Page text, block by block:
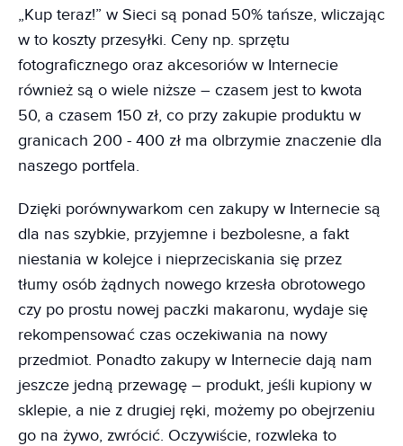
„Kup teraz!” w Sieci są ponad 50% tańsze, wliczając
w to koszty przesyłki. Ceny np. sprzętu
fotograficznego oraz akcesoriów w Internecie
również są o wiele niższe – czasem jest to kwota
50, a czasem 150 zł, co przy zakupie produktu w
granicach 200 - 400 zł ma olbrzymie znaczenie dla
naszego portfela.
Dzięki porównywarkom cen zakupy w Internecie są
dla nas szybkie, przyjemne i bezbolesne, a fakt
niestania w kolejce i nieprzeciskania się przez
tłumy osób żądnych nowego krzesła obrotowego
czy po prostu nowej paczki makaronu, wydaje się
rekompensować czas oczekiwania na nowy
przedmiot. Ponadto zakupy w Internecie dają nam
jeszcze jedną przewagę – produkt, jeśli kupiony w
sklepie, a nie z drugiej ręki, możemy po obejrzeniu
go na żywo, zwrócić. Oczywiście, rozwleka to